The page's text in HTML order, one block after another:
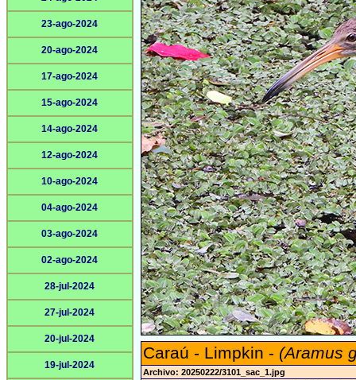
23-ago-2024
20-ago-2024
17-ago-2024
15-ago-2024
14-ago-2024
12-ago-2024
10-ago-2024
04-ago-2024
03-ago-2024
02-ago-2024
28-jul-2024
27-jul-2024
20-jul-2024
19-jul-2024
Caraú - Limpkin - (Aramus
Archivo: 20250222/3101_sac_1.jpg